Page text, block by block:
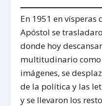
En 1951 en vísperas
Apóstol se
donde hoy
multitudinario como
imágenes, se
de la política y las
y se llevaron los